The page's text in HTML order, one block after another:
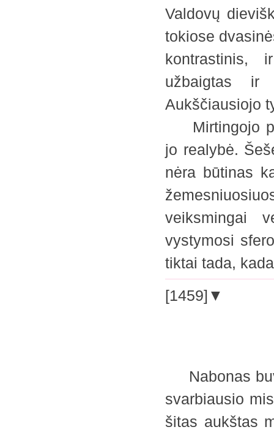
Valdovų
tokiose
kontrastinis,
užbaigtas ir
Aukščiausiojo
Mirtingojo
jo realybė.
nėra būtinas
veiksmingai
vystymosi
tiktai tada,
[1459]▼
Nabonas
svarbiausio
šitas aukštas